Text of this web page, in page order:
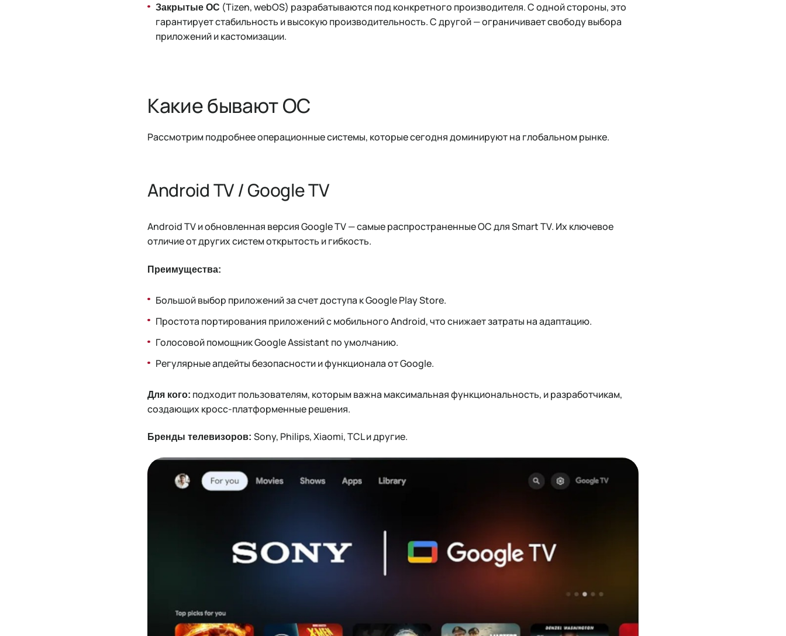
Закрытые ОС (Tizen, webOS) разрабатываются под конкретного производителя. С одной стороны, это
гарантирует стабильность и высокую производительность. С другой — ограничивает свободу выбора
приложений и кастомизации.
Какие бывают ОС
Рассмотрим подробнее операционные системы, которые сегодня доминируют на глобальном рынке.
Android TV / Google TV
Android TV и обновленная версия Google TV — самые распространенные ОС для Smart TV. Их ключевое
отличие от других систем открытость и гибкость.
Преимущества:
Большой выбор приложений за счет доступа к Google Play Store.
Простота портирования приложений с мобильного Android, что снижает затраты на адаптацию.
Голосовой помощник Google Assistant по умолчанию.
Регулярные апдейты безопасности и функционала от Google.
Для кого: подходит пользователям, которым важна максимальная функциональность, и разработчикам,
создающих кросс-платформенные решения.
Бренды телевизоров: Sony, Philips, Xiaomi, TCL и другие.